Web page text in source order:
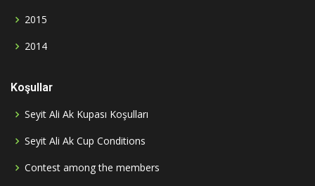
2015
2014
Koşullar
Seyit Ali Ak Kupası Koşulları
Seyit Ali Ak Cup Conditions
Contest among the members